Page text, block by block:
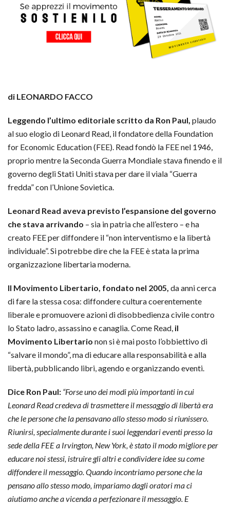
di LEONARDO FACCO
Leggendo l’ultimo editoriale scritto da Ron Paul, plaudo
al suo elogio di Leonard Read, il fondatore della Foundation
for Economic Education (FEE). Read fondò la FEE nel 1946,
proprio mentre la Seconda Guerra Mondiale stava finendo e il
governo degli Stati Uniti stava per dare il viala “Guerra
fredda” con l’Unione Sovietica.
Leonard Read aveva previsto l’espansione del governo
che stava arrivando – sia in patria che all’estero – e ha
creato FEE per diffondere il “non interventismo e la libertà
individuale”. Si potrebbe dire che la FEE è stata la prima
organizzazione libertaria moderna.
Il Movimento Libertario, fondato nel 2005, da anni cerca
di fare la stessa cosa: diffondere cultura coerentemente
liberale e promuovere azioni di disobbedienza civile contro
lo Stato ladro, assassino e canaglia. Come Read, il
Movimento Libertario non si è mai posto l’obbiettivo di
“salvare il mondo”, ma di educare alla responsabilità e alla
libertà, pubblicando libri, agendo e organizzando eventi.
Dice Ron Paul: “Forse uno dei modi più importanti in cui
Leonard Read credeva di trasmettere il messaggio di libertà era
che le persone che la pensavano allo stesso modo si riunissero.
Riunirsi, specialmente durante i suoi leggendari eventi presso la
sede della FEE a Irvington, New York, è stato il modo migliore per
educare noi stessi, istruire gli altri e condividere idee su come
diffondere il messaggio. Quando incontriamo persone che la
pensano allo stesso modo, impariamo dagli oratori ma ci
aiutiamo anche a vicenda a perfezionare il messaggio. E